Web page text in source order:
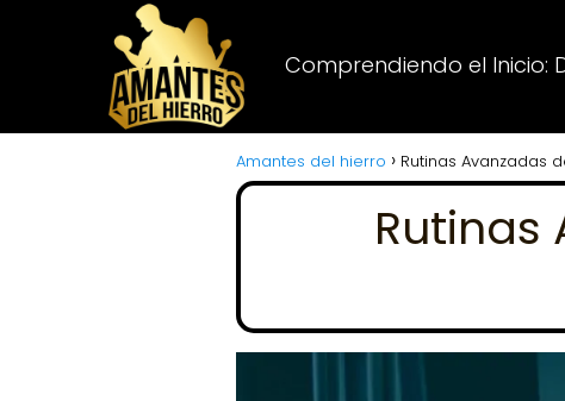
Comprendiendo el Inicio:
Amantes del hierro Rutinas Avanzadas
Rutinas